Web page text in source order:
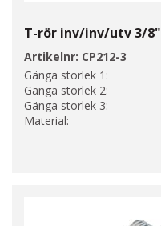
T-rör inv/inv/utv 3/8"
Artikelnr: CP212-3
Gänga storlek 1:
Gänga storlek 2:
Gänga storlek 3:
Material: